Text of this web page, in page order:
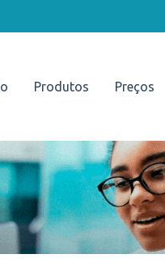
Produtos Preços